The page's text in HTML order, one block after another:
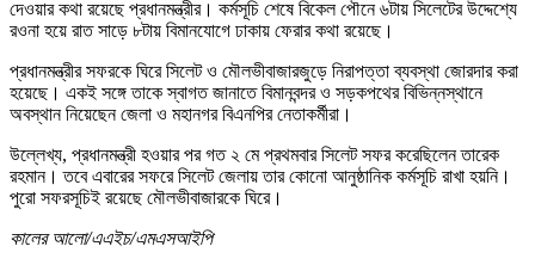
দেওয়ার কথা রয়েছে প্রধানমন্ত্রীর। কর্মসূচি শেষে বিকেল পৌনে ৬টায় সিলেটের উদ্দেশ্যে
রওনা হয়ে রাত সাড়ে ৮টায় বিমানযোগে ঢাকায় ফেরার কথা রয়েছে।
প্রধানমন্ত্রীর সফরকে ঘিরে সিলেট ও মৌলভীবাজারজুড়ে নিরাপত্তা ব্যবস্থা জোরদার করা
হয়েছে। একই সঙ্গে তাকে স্বাগত জানাতে বিমানবন্দর ও সড়কপথের বিভিন্নস্থানে
অবস্থান নিয়েছেন জেলা ও মহানগর বিএনপির নেতাকর্মীরা।
উল্লেখ্য, প্রধানমন্ত্রী হওয়ার পর গত ২ মে প্রথমবার সিলেট সফর করেছিলেন তারেক
রহমান। তবে এবারের সফরে সিলেট জেলায় তার কোনো আনুষ্ঠানিক কর্মসূচি রাখা হয়নি।
পুরো সফরসূচিই রয়েছে মৌলভীবাজারকে ঘিরে।
কালের আলো/এএইচ/এমএসআইপি